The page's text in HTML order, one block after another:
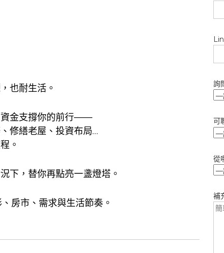
也耐生活。
資金支撐你的前行——
修繕老屋、投資布局…
。
下，替你再點亮一盞燈塔。
房市、需求與生活節奏。
詢
可
從
補